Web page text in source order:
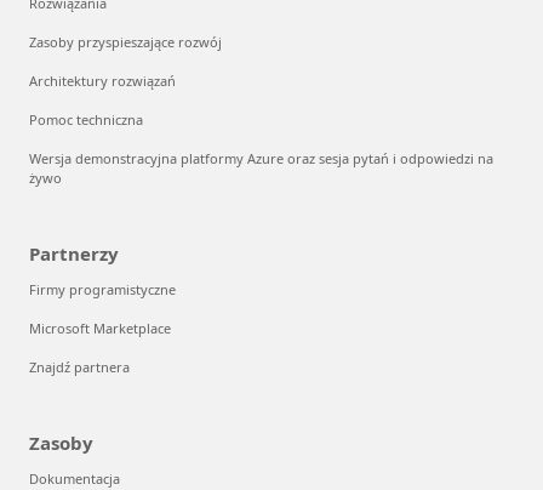
Zasoby przyspieszające rozwój
Architektury rozwiązań
Pomoc techniczna
Wersja demonstracyjna platformy Azure oraz sesja pytań i odpowiedzi na
żywo
Partnerzy
Firmy programistyczne
Microsoft Marketplace
Znajdź partnera
Zasoby
Dokumentacja